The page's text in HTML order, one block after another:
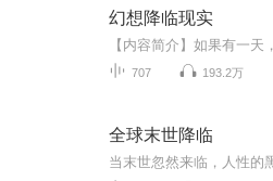
幻想降临现实
707 193.2万
全球末世降临